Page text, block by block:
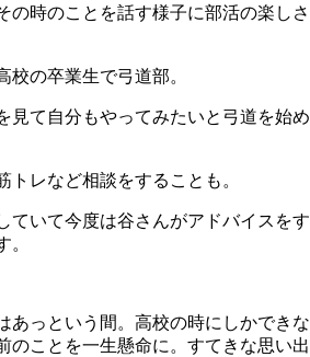
の時のことを話す様子に部活の楽しさ
校の卒業生で弓道部。
見て自分もやってみたいと弓道を始め
トレなど相談をすることも。
ていて今度は谷さんがアドバイスをす
。
あっという間。高校の時にしかできな
のことを一生懸命に。すてきな思い出